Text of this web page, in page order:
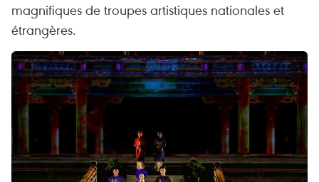
magnifiques de troupes artistiques nationales et
étrangères.